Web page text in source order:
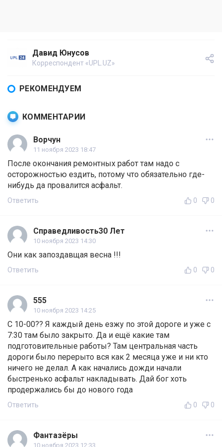
Давид Юнусов
Корреспондент «UPL.UZ»
РЕКОМЕНДУЕМ
КОММЕНТАРИИ
Ворчун
11 ноября 2023 18:47
После окончания ремонтных работ там надо с
осторожностью ездить, потому что обязательно где-
нибудь да провалится асфальт.
Ответить 0 0
Справедливость30 Лет
10 ноября 2023 14:30
Они как запоздавщая весна !!!
Ответить 0 0
555
10 ноября 2023 14:25
С 10-00?? Я каждый день езжу по этой дороге и уже с
7:30 там было закрыто. Да и ещё какие там
подготовительные работы? Там центральная часть
дороги было перерыто вся как 2 месяца уже и ни кто
ничего не делал. А как начались дожди начали
быстренько асфальт накладывать. Дай бог хоть
продержались бы до нового года
Ответить 0 0
Фантазёры
10 ноября 2023 12:33